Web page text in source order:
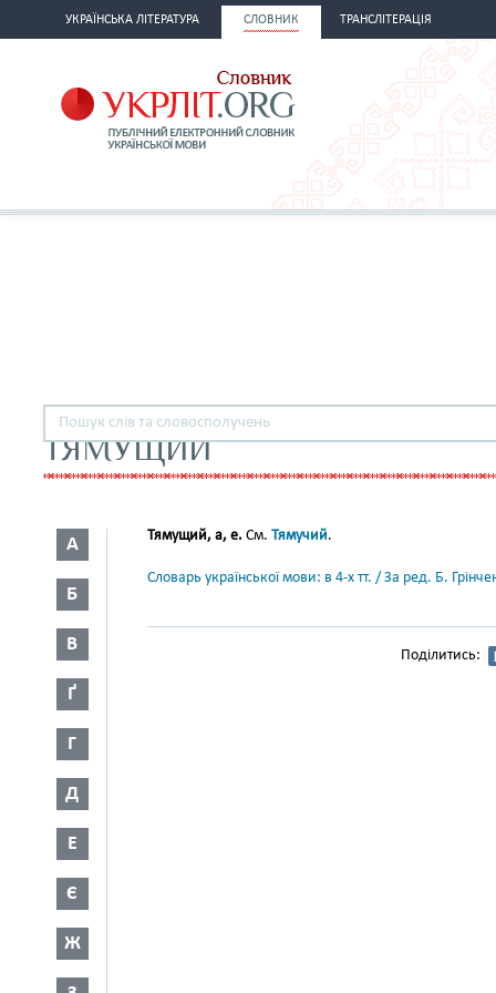
УКРАЇНСЬКА ЛІТЕРАТУРА СЛОВНИК ТРАНСЛІТЕРАЦІЯ
ТЯМУЩИЙ
А
Б
В
Ґ
Г
Д
Е
Є
Ж
Тямущий, а, е. См. Тямучий.
Словарь української мови: в 4-х тт. / За ред. Б.
Поділитись: